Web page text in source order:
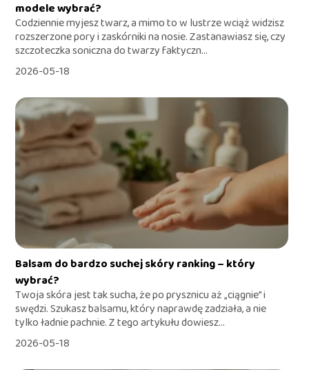
modele wybrać?
Codziennie myjesz twarz, a mimo to w lustrze wciąż widzisz
rozszerzone pory i zaskórniki na nosie. Zastanawiasz się, czy
szczoteczka soniczna do twarzy faktyczn...
2026-05-18
Balsam do bardzo suchej skóry ranking – który
wybrać?
Twoja skóra jest tak sucha, że po prysznicu aż „ciągnie” i
swędzi. Szukasz balsamu, który naprawdę zadziała, a nie
tylko ładnie pachnie. Z tego artykułu dowiesz...
2026-05-18